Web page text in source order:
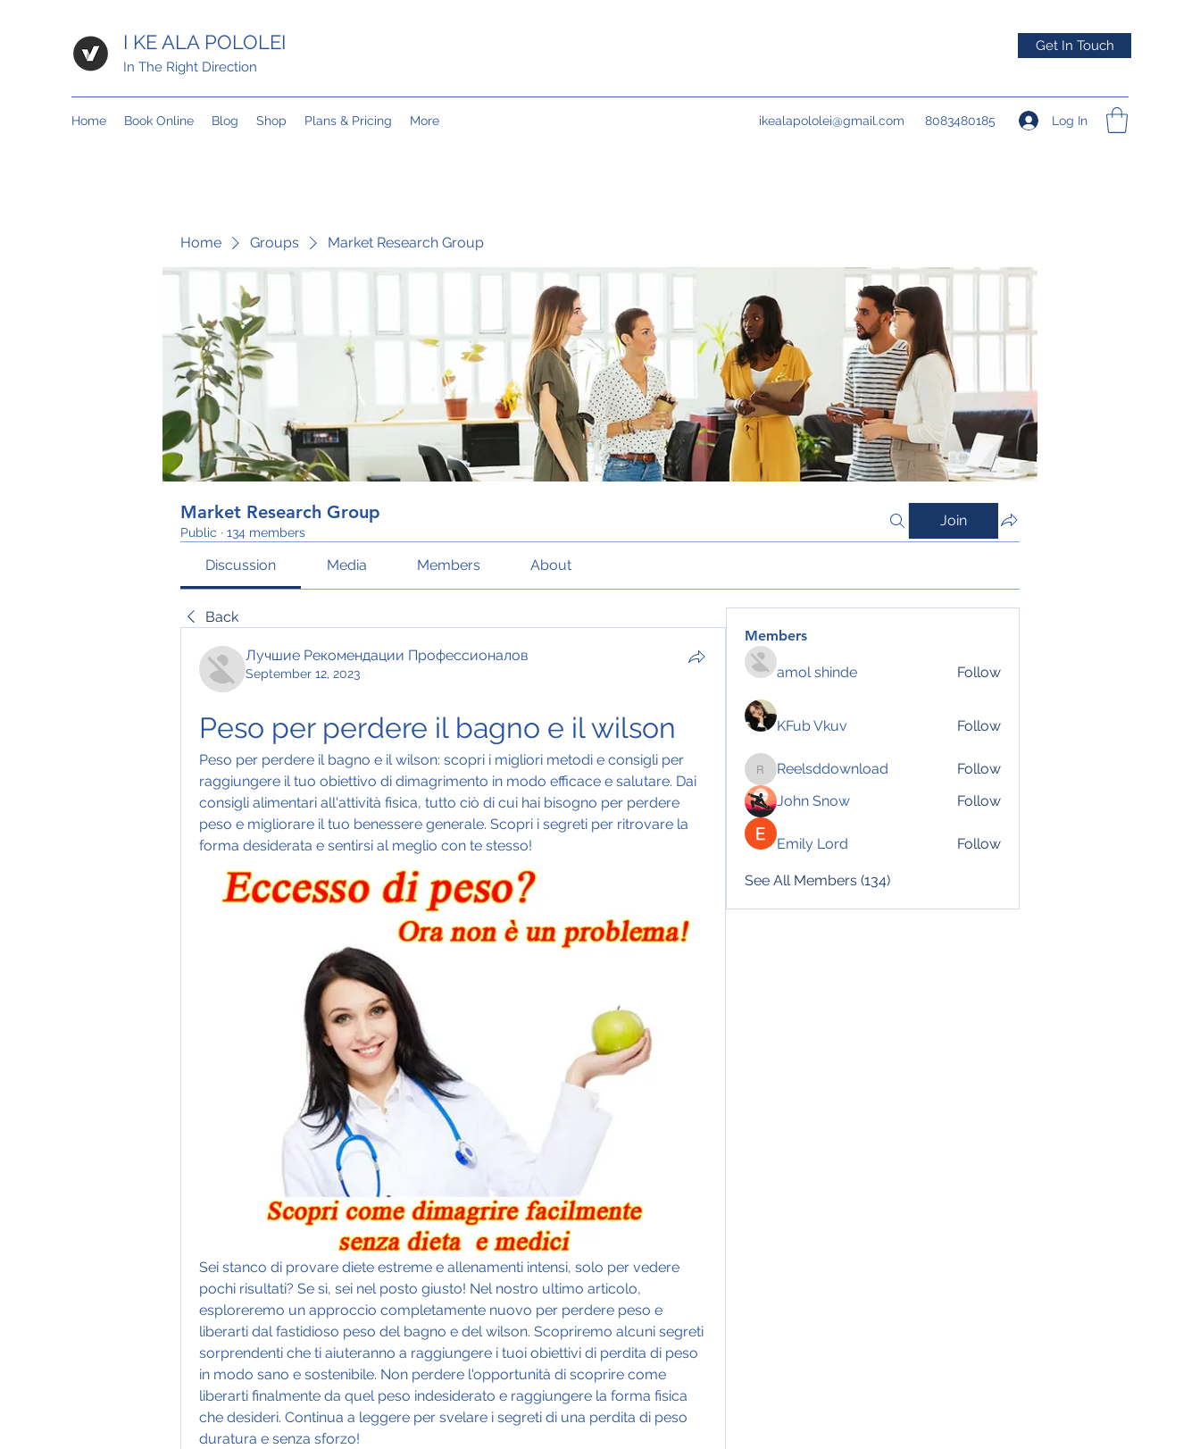
I KE ALA POLOLEI
In The Right Direction
Get In Touch
Home Book Online Blog Shop Plans & Pricing More ikealapololei@gmail.com 8083480185 Log In
Home Groups Market Research Group
Market Research Group
Public · 134 members
Join
Discussion Media Members About
Back
Лучшие Рекомендации Профессионалов
September 12, 2023
Peso per perdere il bagno e il wilson
Peso per perdere il bagno e il wilson: scopri i migliori metodi e consigli per
raggiungere il tuo obiettivo di dimagrimento in modo efficace e salutare. Dai
consigli alimentari all'attività fisica, tutto ciò di cui hai bisogno per perdere
peso e migliorare il tuo benessere generale. Scopri i segreti per ritrovare la
forma desiderata e sentirsi al meglio con te stesso!
Sei stanco di provare diete estreme e allenamenti intensi, solo per vedere
pochi risultati? Se sì, sei nel posto giusto! Nel nostro ultimo articolo,
esploreremo un approccio completamente nuovo per perdere peso e
liberarti dal fastidioso peso del bagno e del wilson. Scopriremo alcuni segreti
sorprendenti che ti aiuteranno a raggiungere i tuoi obiettivi di perdita di peso
in modo sano e sostenibile. Non perdere l'opportunità di scoprire come
liberarti finalmente da quel peso indesiderato e raggiungere la forma fisica
che desideri. Continua a leggere per svelare i segreti di una perdita di peso
duratura e senza sforzo!
Members
amol shinde Follow
KFub Vkuv Follow
Reelsddownload
Reelsddownload
Follow
John Snow
Follow
Emily Lord Follow
See All Members (134)